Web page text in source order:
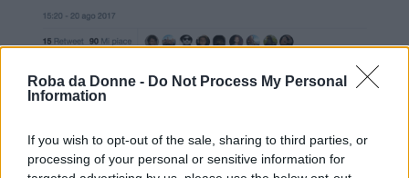
Roba da Donne - Do Not Process My Personal
Information
If you wish to opt-out of the sale, sharing to third parties, or
processing of your personal or sensitive information for
questi tempi, violenti e spaventati, territorio